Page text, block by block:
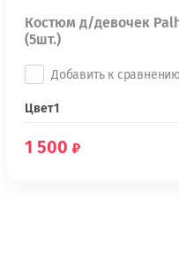
Костюм д/девочек
(5шт.)
Добавить к сравнению
Цвет1
1 500